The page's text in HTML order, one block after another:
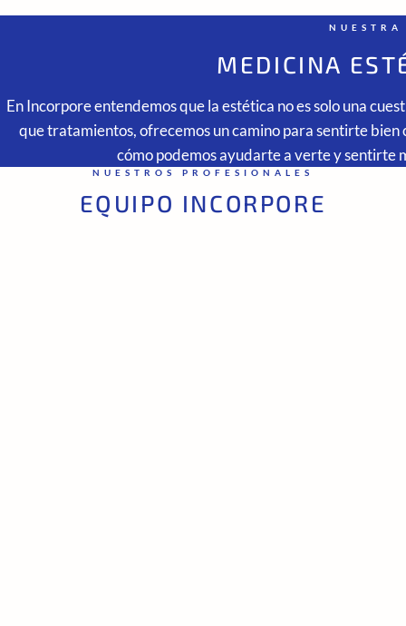
MEDICINA
EnIncorporeentendemos que la estética no es solo una
que tratamientos, ofrecemos un camino para sentirte
cómo podemos ayudarte a verte y sentirte
NUESTROS PROFESIONALES
EQUIPO INCORPORE